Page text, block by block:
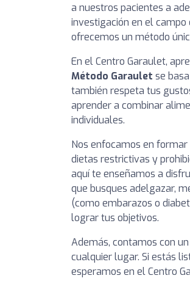
a nuestros pacientes a
investigación en el
ofrecemos un método
En el Centro Garaulet,
Método Garaulet se
también respeta tus
aprender a combinar
individuales.
Nos enfocamos en
dietas restrictivas y
aquí te enseñamos a
que busques adelgazar,
(como embarazos o
lograr tus objetivos.
Además, contamos con
cualquier lugar. Si estás
esperamos en el Centro